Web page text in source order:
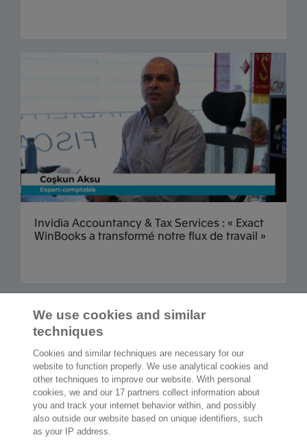
Invidia Accountancy & Tax Services : « Exact
WinBooks a transformé notre flux de travail »
2.000 spécialistessont prêts à vous aider
Contact
We use cookies and similar
techniques
Cookies and similar techniques are necessary for our
website to function properly. We use analytical cookies and
other techniques to improve our website. With personal
cookies, we and our 17 partners collect information about
you and track your internet behavior within, and possibly
also outside our website based on unique identifiers, such
as your IP address.